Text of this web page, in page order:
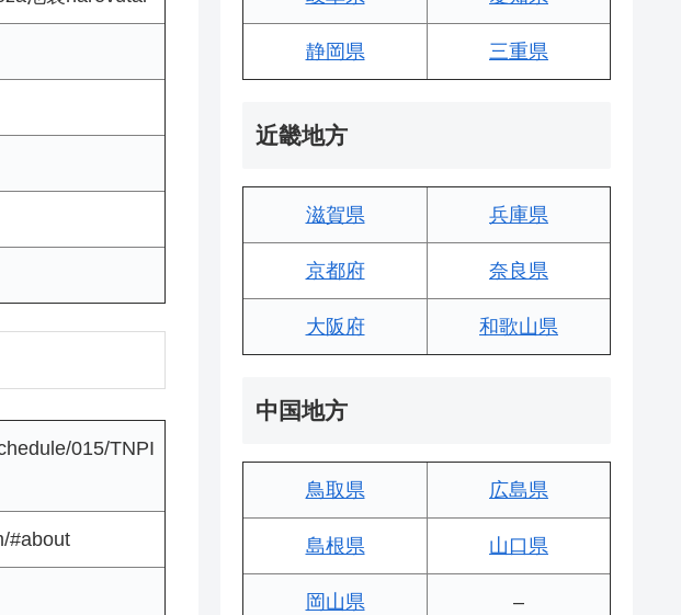
015/TNPI
#about
静岡県 三重県
近畿地方
滋賀県 兵庫県
京都府 奈良県
大阪府 和歌山県
中国地方
鳥取県 広島県
島根県 山口県
岡山県 –